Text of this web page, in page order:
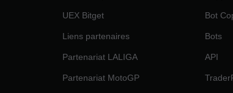
UEX Bitget
Liens partenaires
Partenariat LALIGA
Partenariat MotoGP
Bot
Bots
API